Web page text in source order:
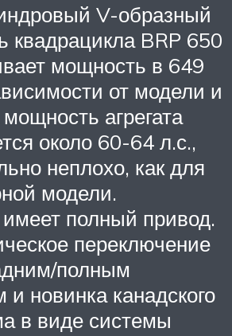
V-образный
квадрацикла BRP 650
мощность в 649
от модели и
агрегата
около 60-64 л.с.,
неплохо, как для
модели.
полный привод.
переключение
полным
и новинка канадского
в виде системы